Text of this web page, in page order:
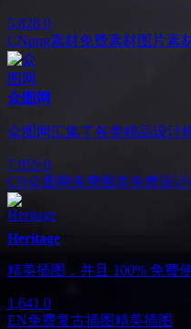
5,828 0
CNpng素材免费素材图片素
众图网
众图网汇集了各类精品设计
7,955 0
CN众图网 免费图库免费设计
Heritage
精美插图，并且 100% 免费
1,641 0
EN免费复古插图精美插图